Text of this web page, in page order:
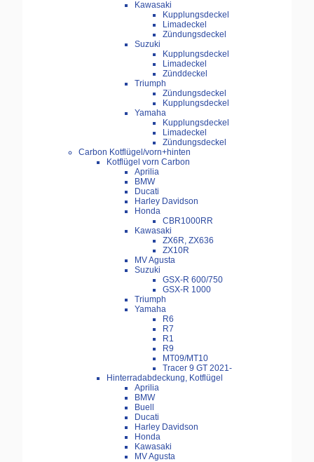
Kawasaki
Kupplungsdeckel
Limadeckel
Zündungsdeckel
Suzuki
Kupplungsdeckel
Limadeckel
Zünddeckel
Triumph
Zündungsdeckel
Kupplungsdeckel
Yamaha
Kupplungsdeckel
Limadeckel
Zündungsdeckel
Carbon Kotflügel/vorn+hinten
Kotflügel vorn Carbon
Aprilia
BMW
Ducati
Harley Davidson
Honda
CBR1000RR
Kawasaki
ZX6R, ZX636
ZX10R
MV Agusta
Suzuki
GSX-R 600/750
GSX-R 1000
Triumph
Yamaha
R6
R7
R1
R9
MT09/MT10
Tracer 9 GT 2021-
Hinterradabdeckung, Kotflügel
Aprilia
BMW
Buell
Ducati
Harley Davidson
Honda
Kawasaki
MV Agusta